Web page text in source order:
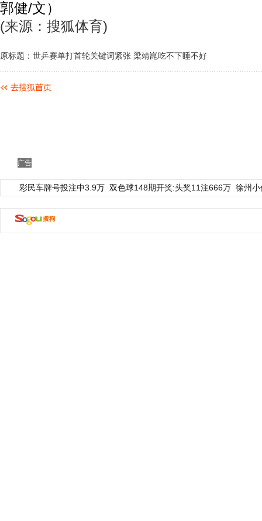
郭健/文）
(来源：搜狐体育)
原标题：世乒赛单打首轮关键词紧张 梁靖崑吃不下睡不好
广告
彩民车牌号投注中3.9万 双色球148期开奖:头奖11注666万 徐州